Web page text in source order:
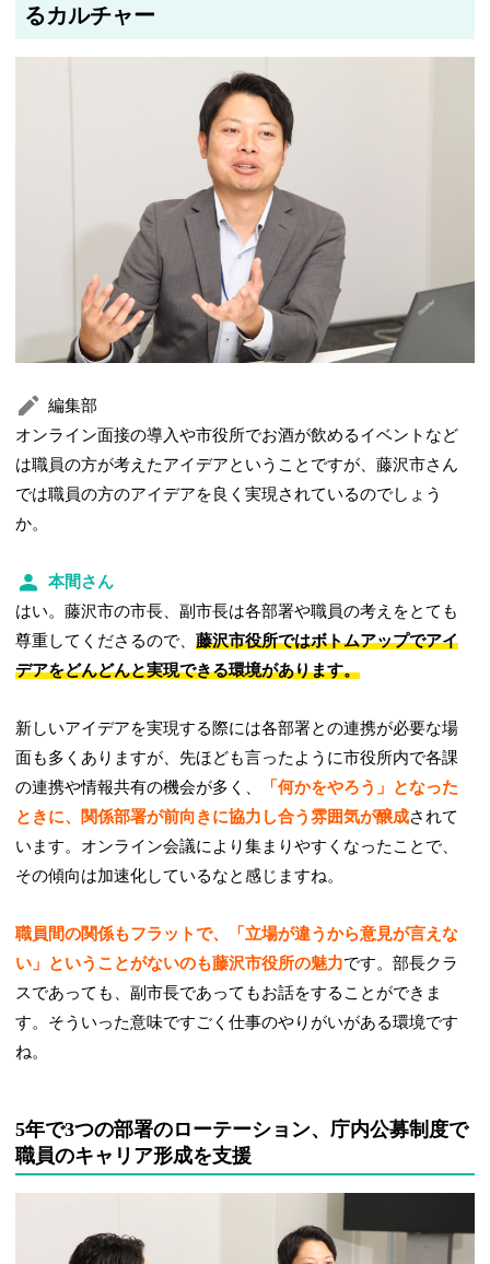
るカルチャー
編集部
オンライン面接の導入や市役所でお酒が飲めるイベントなど
は職員の方が考えたアイデアということですが、藤沢市さん
では職員の方のアイデアを良く実現されているのでしょう
か。
本間さん
はい。藤沢市の市長、副市長は各部署や職員の考えをとても
尊重してくださるので、藤沢市役所ではボトムアップでアイ
デアをどんどんと実現できる環境があります。
新しいアイデアを実現する際には各部署との連携が必要な場
面も多くありますが、先ほども言ったように市役所内で各課
の連携や情報共有の機会が多く、
「何かをやろう」となった
ときに、関係部署が前向きに協力し合う雰囲気が醸成されて
います。オンライン会議により集まりやすくなったことで、
その傾向は加速化しているなと感じますね。
職員間の関係もフラットで、「立場が違うから意見が言えな
い」ということがないのも藤沢市役所の魅力です。部長クラ
スであっても、副市長であってもお話をすることができま
す。そういった意味ですごく仕事のやりがいがある環境です
ね。
5年で3つの部署のローテーション、庁内公募制度で
職員のキャリア形成を支援